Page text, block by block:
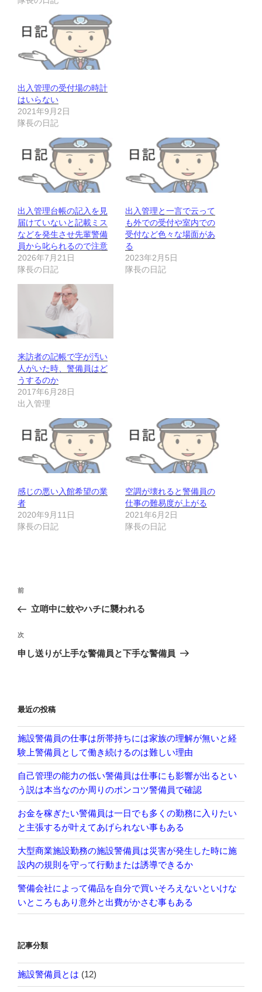
出入管理の受付場の時計
はいらない
2021年9月2日
隊長の日記
出入管理台帳の記入を見
届けていないと記載ミス
などを発生させ先輩警備
員から叱られるので注意
2026年7月21日
隊長の日記
出入管理と一言で云って
も外での受付や室内での
受付など色々な場面があ
る
2023年2月5日
隊長の日記
来訪者の記帳で字が汚い
人がいた時、警備員はど
うするのか
2017年6月28日
出入管理
感じの悪い入館希望の業
者
2020年9月11日
隊長の日記
空調が壊れると警備員の
仕事の難易度が上がる
2021年6月2日
隊長の日記
投
ナ
ビ
ゲ
ン
前
の
稿
前
立哨中に蚊やハチに襲われる
次
の
次
申し送りが上手な警備員と下手な警備員
最近の投稿
施設警備員の仕事は所帯持ちには家族の理解が無いと経
験上警備員として働き続けるのは難しい理由
自己管理の能力の低い警備員は仕事にも影響が出るとい
う説は本当なのか周りのポンコツ警備員で確認
お金を稼ぎたい警備員は一日でも多くの勤務に入りたい
と主張するが叶えてあげられない事もある
大型商業施設勤務の施設警備員は災害が発生した時に施
設内の規則を守って行動または誘導できるか
警備会社によって備品を自分で買いそろえないといけな
いところもあり意外と出費がかさむ事もある
記事分類
施設警備員とは (12)